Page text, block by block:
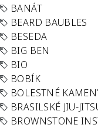
BANÁT
BEARD BAUBLES
BESEDA
BIG BEN
BIO
BOBÍK
BOLESTNÉ
BRASILSKÉ JIU-
BROWNSTONE